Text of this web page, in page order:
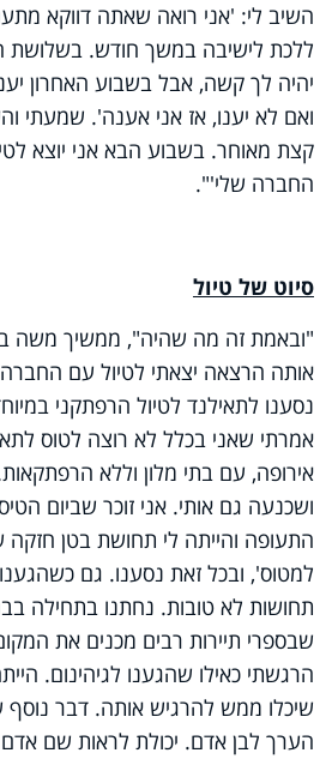
השיב לי: 'אני רואה שאתה דווקא
ללכת לישיבה במשך חודש. בשלושת
יהיה לך קשה, אבל בשבוע האחרון
ואם לא יענו, אז אני אענה'. שמעתי
קצת מאוחר. בשבוע הבא אני יוצא
החברה שלי'".
סיוט של טיול
"ובאמת זה מה שהיה", ממשיך משה
אותה הרצאה יצאתי לטיול עם
נסענו לתאילנד לטיול הרפתקני
אמרתי שאני בכלל לא רוצה לטוס
אירופה, עם בתי מלון וללא
ושכנעה גם אותי. אני זוכר שביום
התעופה והייתה לי תחושת בטן
למטוס', ובכל זאת נסענו. גם כשהגענו
תחושות לא טובות. נחתנו בתחילה
שבספרי תיירות רבים מכנים את
הרגשתי כאילו שהגענו לגיהינום.
שיכלו ממש להרגיש אותה. דבר נוסף
הערך לבן אדם. יכולת לראות שם